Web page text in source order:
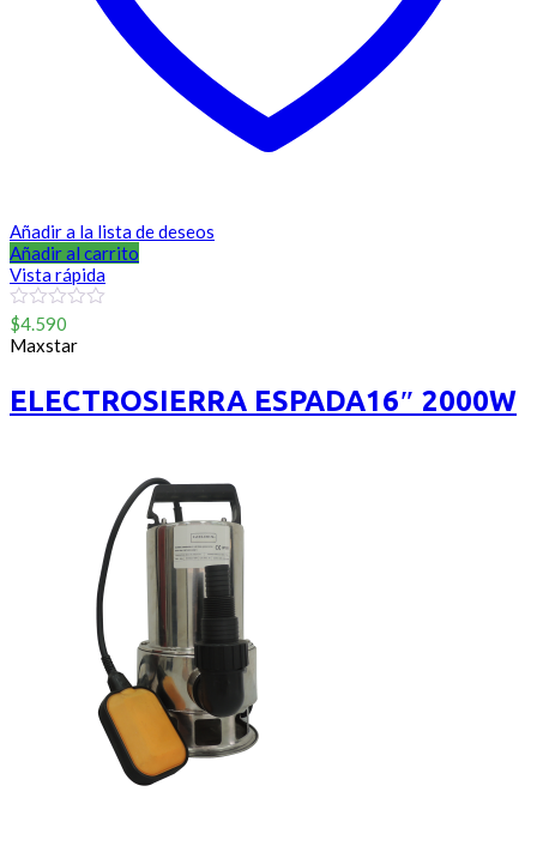
Añadir a la lista de deseos
Añadir al carrito
Vista rápida
0
out
of
$4.590
Maxstar
ELECTROSIERRA ESPADA16″ 2000W